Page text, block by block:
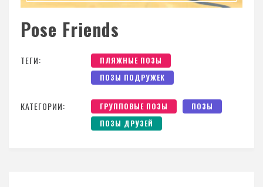
Pose Friends
ТЕГИ:
ПЛЯЖНЫЕ ПОЗЫ
ПОЗЫ ПОДРУЖЕК
КАТЕГОРИИ: ГРУППОВЫЕ ПОЗЫ
ПОЗЫ
ПОЗЫ ДРУЗЕЙ